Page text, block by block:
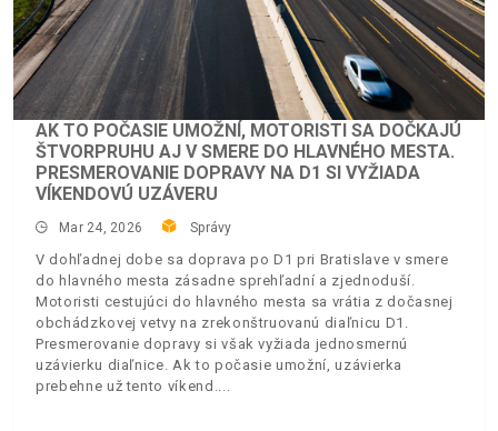
AK TO POČASIE UMOŽNÍ, MOTORISTI SA DOČKAJÚ
ŠTVORPRUHU AJ V SMERE DO HLAVNÉHO MESTA.
PRESMEROVANIE DOPRAVY NA D1 SI VYŽIADA
VÍKENDOVÚ UZÁVERU
Mar 24, 2026 Správy
V dohľadnej dobe sa doprava po D1 pri Bratislave v smere
do hlavného mesta zásadne sprehľadní a zjednoduší.
Motoristi cestujúci do hlavného mesta sa vrátia z dočasnej
obchádzkovej vetvy na zrekonštruovanú diaľnicu D1.
Presmerovanie dopravy si však vyžiada jednosmernú
uzávierku diaľnice. Ak to počasie umožní, uzávierka
prebehne už tento víkend.